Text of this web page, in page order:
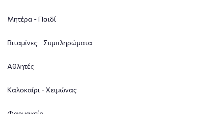
Μητέρα - Παιδί
Βιταμίνες - Συμπληρώματα
Αθλητές
Καλοκαίρι - Χειμώνας